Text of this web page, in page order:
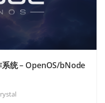
统 – OpenOS/bNode